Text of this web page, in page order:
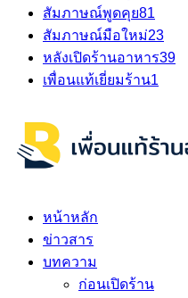
สัมภาษณ์พูดคุย81
สัมภาษณ์มือใหม่23
หลังเปิดร้านอาหาร39
เพื่อนแท้เยี่ยมร้าน1
หน้าหลัก
ข่าวสาร
บทความ
ก่อนเปิดร้าน